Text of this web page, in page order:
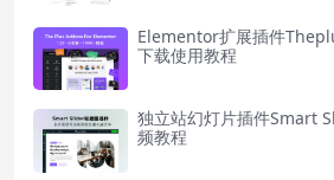
Elementor扩展插件
下载使用教程
独立站幻灯片插件Smart
频教程